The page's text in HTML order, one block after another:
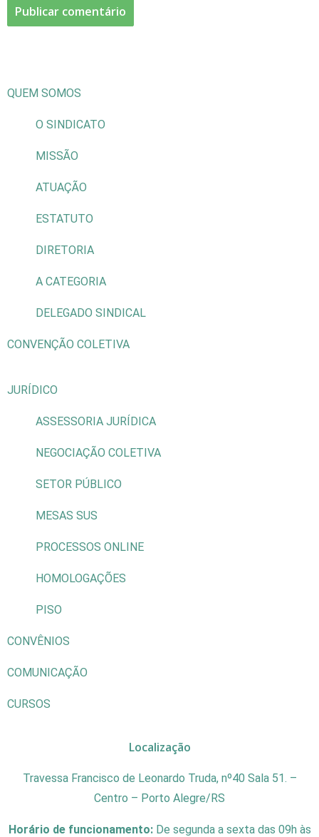
QUEM SOMOS
O SINDICATO
MISSÃO
ATUAÇÃO
ESTATUTO
DIRETORIA
A CATEGORIA
DELEGADO SINDICAL
CONVENÇÃO COLETIVA
JURÍDICO
ASSESSORIA JURÍDICA
NEGOCIAÇÃO COLETIVA
SETOR PÚBLICO
MESAS SUS
PROCESSOS ONLINE
HOMOLOGAÇÕES
PISO
CONVÊNIOS
COMUNICAÇÃO
CURSOS
Localização
Travessa Francisco de Leonardo Truda, nº40 Sala 51. –
Centro – Porto Alegre/RS
Horário de funcionamento: De segunda a sexta das 09h às